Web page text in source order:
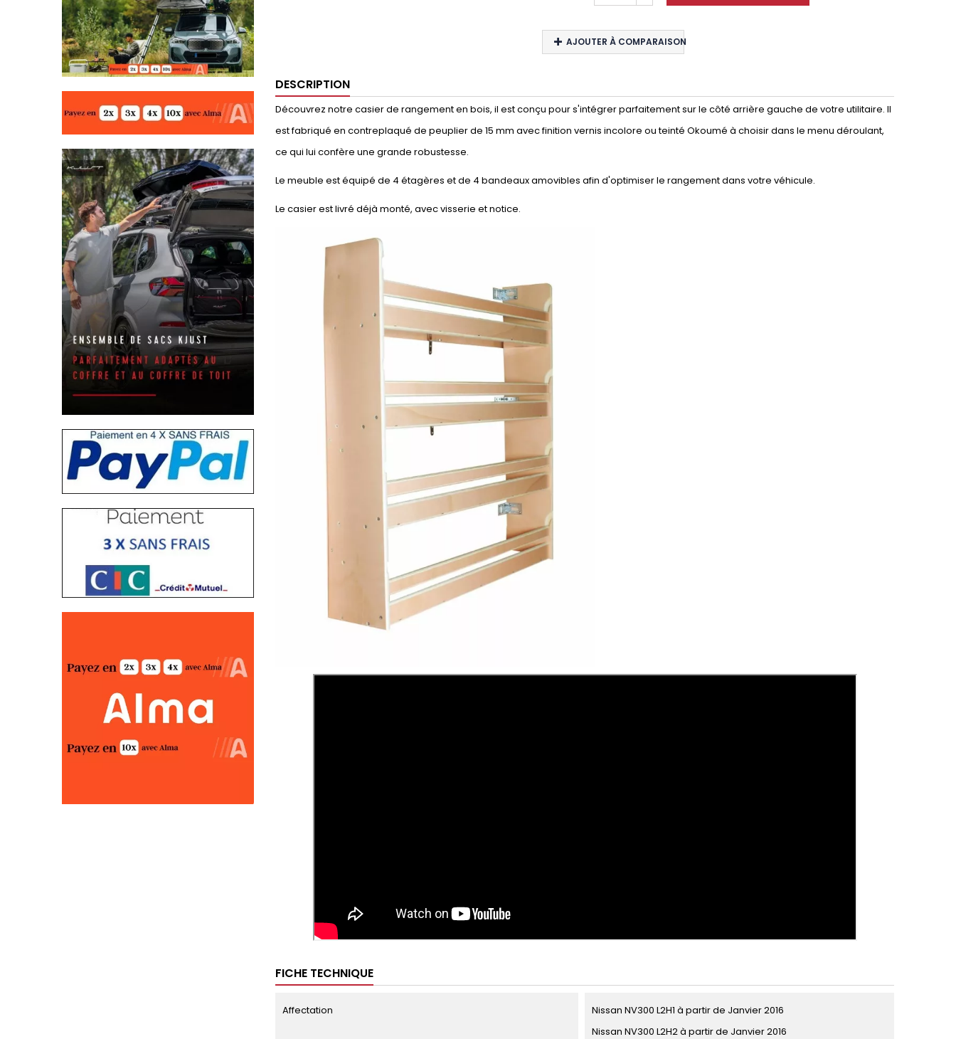
AJOUTER À COMPARAISON
DESCRIPTION
Découvrez notre casier de rangement en bois, il est conçu pour s'intégrer parfaitement sur le côté arrière gauche de votre utilitaire. Il
est fabriqué en contreplaqué de peuplier de 15 mm avec finition vernis incolore ou teinté Okoumé à choisir dans le menu déroulant,
ce qui lui confère une grande robustesse.
Le meuble est équipé de 4 étagères et de 4 bandeaux amovibles afin d'optimiser le rangement dans votre véhicule.
Le casier est livré déjà monté, avec visserie et notice.
FICHE TECHNIQUE
Affectation
Nissan NV300 L2H1 à partir de Janvier 2016
Nissan NV300 L2H2 à partir de Janvier 2016